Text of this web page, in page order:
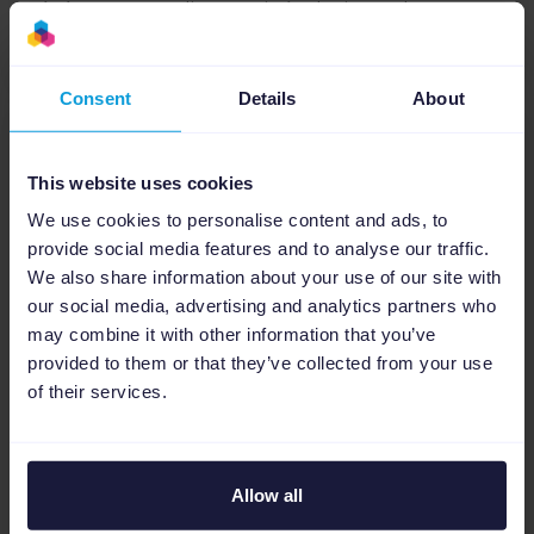
Consent Details About
This website uses cookies
We use cookies to personalise content and ads, to
provide social media features and to analyse our traffic.
We also share information about your use of our site with
our social media, advertising and analytics partners who
may combine it with other information that you’ve
provided to them or that they’ve collected from your use
of their services.
Allow all
en ligne en vous apprenant...
Événements
actualité marketing en temps